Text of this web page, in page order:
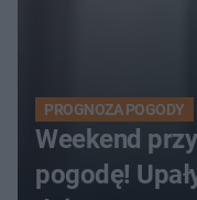
PROGNOZA POGODY
Weekend
pogodę!